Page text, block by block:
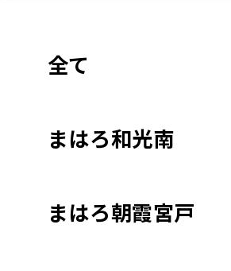
全て
まはろ和光南
まはろ朝霞宮戸